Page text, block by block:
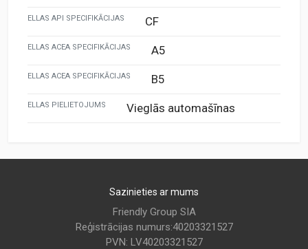
ELLAS API SPECIFIKĀCIJAS CF
ELLAS ACEA SPECIFIKĀCIJAS A5
ELLAS ACEA SPECIFIKĀCIJAS B5
ELLAS PIELIETOJUMS Vieglās automašīnas
Sazinieties ar mums
Friendly Group SIA
Reģistrācijas numurs:40203321527
PVN: LV40203321527